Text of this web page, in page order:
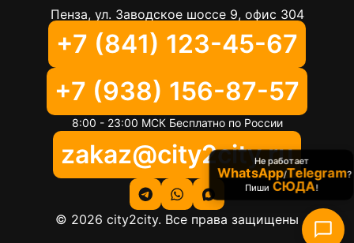
Пенза, ул. Заводское шоссе 9, офис 304
+7 (841) 123-45-67
+7 (938) 156-87-57
8:00 - 23:00 МСК Бесплатно по России
zakaz@city2city.ru
© 2026 city2city. Все права защищены
Не работает
WhatsApp/Telegram?
Пиши СЮДА!